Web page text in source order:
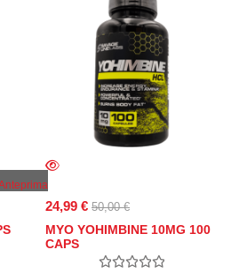
24,99 € 50,00 €
MYO YOHIMBINE 10MG 100
CAPS